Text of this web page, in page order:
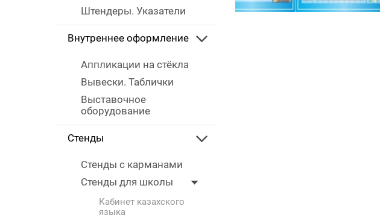
Штендеры. Указатели
Внутреннее оформление
Аппликации на стёкла
Вывески. Таблички
Выставочное
оборудование
Стенды
Стенды с карманами
Стенды для школы
Кабинет казахского
языка